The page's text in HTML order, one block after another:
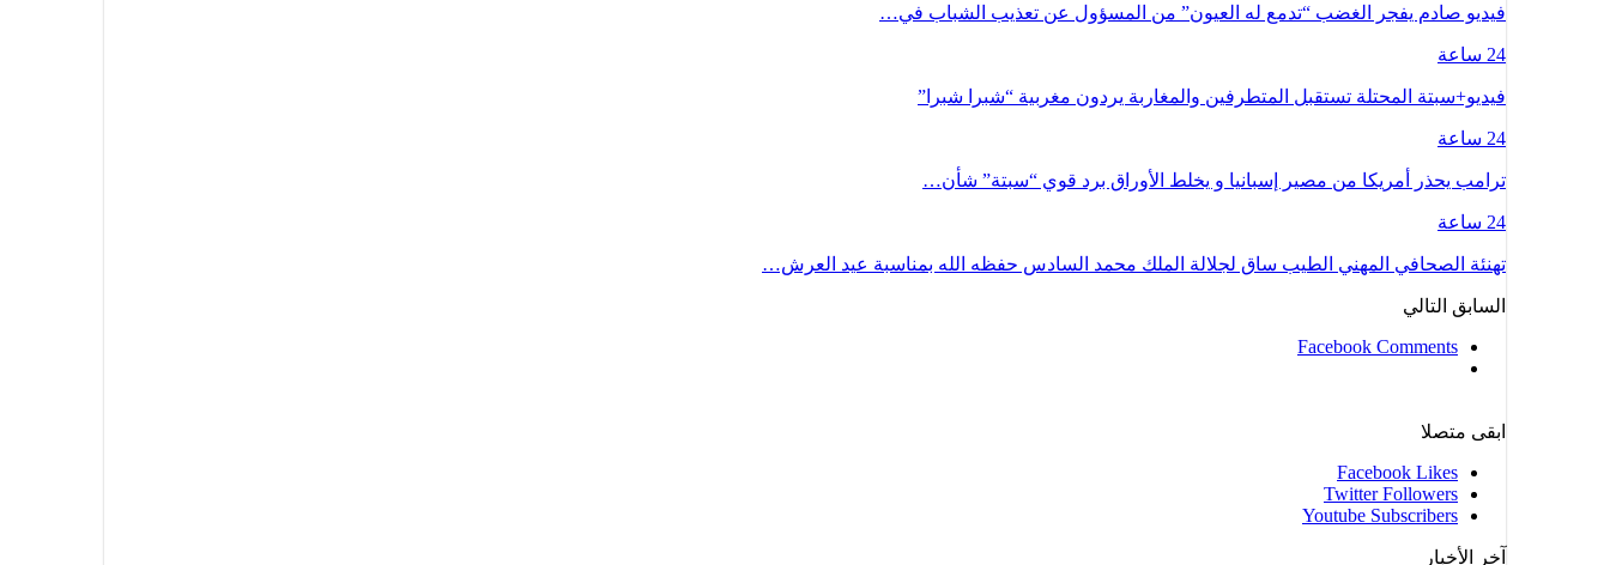
فيديو صادم يفجر الغضب “تدمع له العيون” من المسؤول عن تعذيب الشباب في…
24 ساعة
فيديو+سبتة المحتلة تستقبل المتطرفين والمغاربة يردون مغربية “شبرا شبرا”
24 ساعة
ترامب يحذر أمريكا من مصير إسبانيا و يخلط الأوراق برد قوي “سبتة” شأن…
24 ساعة
تهنئة الصحافي المهني الطيب ساق لجلالة الملك محمد السادس حفظه الله بمناسبة عيد العرش…
السابق التالي
Facebook Comments
ابقى متصلا
Facebook Likes
Twitter Followers
Youtube Subscribers
آخر الأخبار